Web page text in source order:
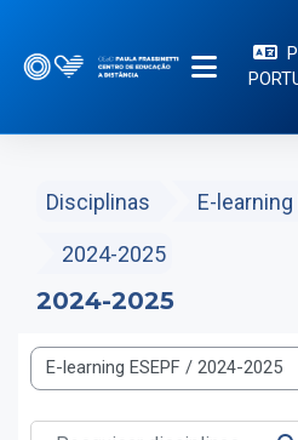
PAINEL
Disciplinas E-learning
2024-2025
2024-2025
Categorias de disciplinas
Pesquisar disciplinas